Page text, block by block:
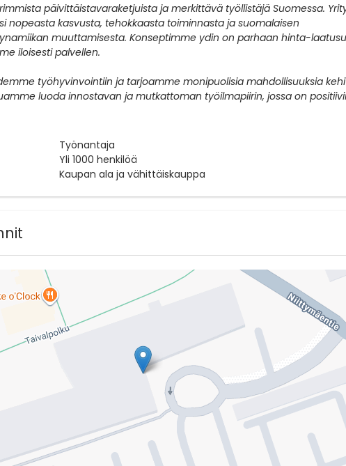
päivittäistavaraketjuista ja merkittävä työllistäjä Suomessa.
nopeasta kasvusta, tehokkaasta toiminnasta ja suomalaisen
muuttamisesta. Konseptimme ydin on parhaan hinta-
iloisesti palvellen.
työhyvinvointiin ja tarjoamme monipuolisia mahdollisuuksia
luoda innostavan ja mutkattoman työilmapiirin, jossa on
Työnantaja
Yli 1000 henkilöä
Kaupan ala ja vähittäiskauppa